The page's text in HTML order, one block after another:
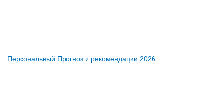
Персональный Прогноз и рекомендации 2026